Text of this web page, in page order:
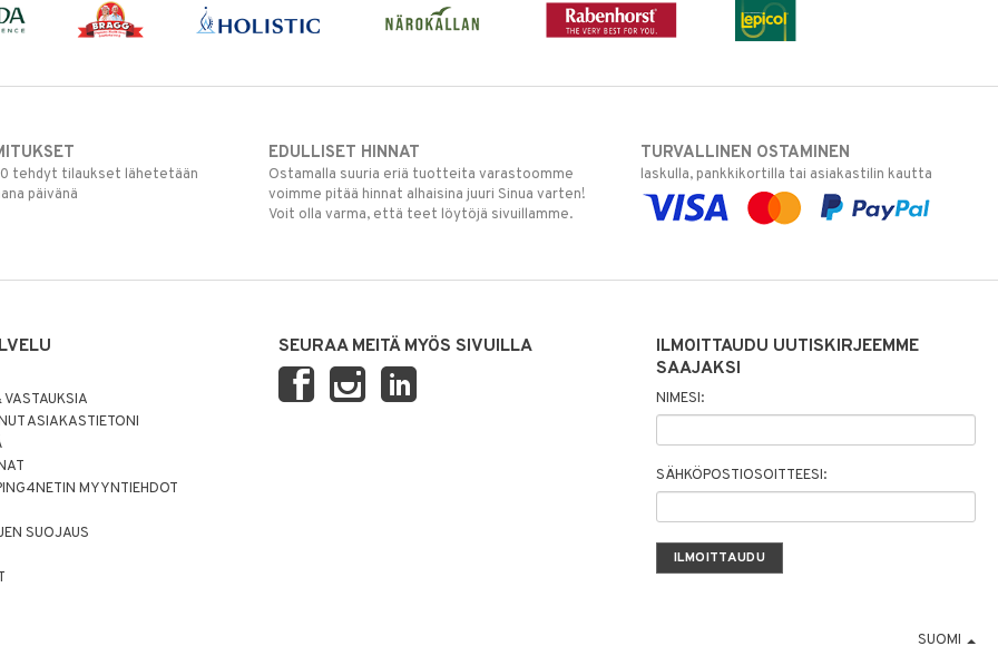
tehdyt tilaukset lähetetään
päivänä
EDULLISET HINNAT
Ostamalla suuria eriä tuotteita varastoomme
voimme pitää hinnat alhaisina juuri Sinua varten!
Voit olla varma, että teet löytöjä sivuillamme.
TURVALLINEN OSTAMINEN
laskulla, pankkikortilla tai asiakastilin kautta
ASIAKASTIETONI
MYYNTIEHDOT
SUOJAUS
SEURAA MEITÄ MYÖS SIVUILLA
ILMOITTAUDU UUTISKIRJEEMME
SAAJAKSI
NIMESI:
SÄHKÖPOSTIOSOITTEESI:
SUOMI